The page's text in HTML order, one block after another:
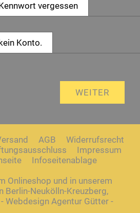
vergessen
Konto.
AGB
Widerrufsrecht
Impressum
Infoseitenablage
Onlineshop und in unserem
Berlin-Neukölln-Kreuzberg,
Webdesign Agentur Gütter -